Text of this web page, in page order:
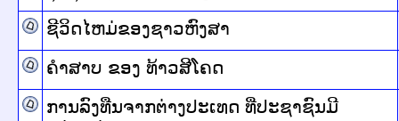
ຊີວິດໄຫມ່ຂອງຊາວຫົງສາ
ຄຳສາບ ຂອງ ທ້າວສີໂຄດ
ການລົງທືນຈາກຕ່າງປະເທດ ທີ່ປະຊາຊົນມີ